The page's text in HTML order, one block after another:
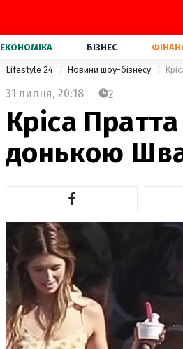
ЕКОНОМІКА БІЗНЕС
Lifestyle 24 Новини шоу-бізнесу
31 липня, 20:18 2
Кріса
донькою